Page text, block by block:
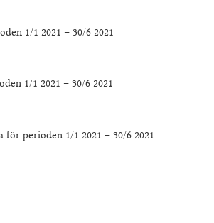
1/1 2021 – 30/6 2021
1/1 2021 – 30/6 2021
perioden 1/1 2021 – 30/6 2021